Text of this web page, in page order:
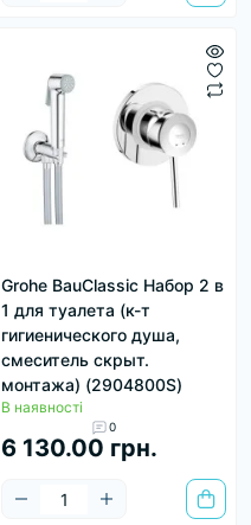
Grohe BauClassic Набор 2 в
1 для туалета (к-т
гигиенического душа,
смеситель скрыт.
монтажа) (2904800S)
В наявності
0
6 130.00 грн.